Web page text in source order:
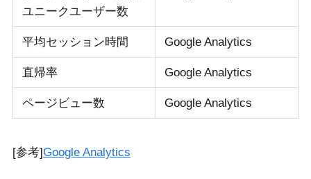
ユニークユーザー数
平均セッション時間 Google Analytics
直帰率 Google Analytics
ページビュー数 Google Analytics
[参考]Google Analytics